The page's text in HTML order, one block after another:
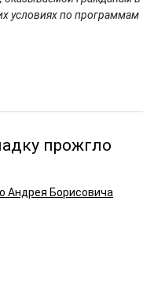
условиях по программам
прожгло
Андрея Борисовича